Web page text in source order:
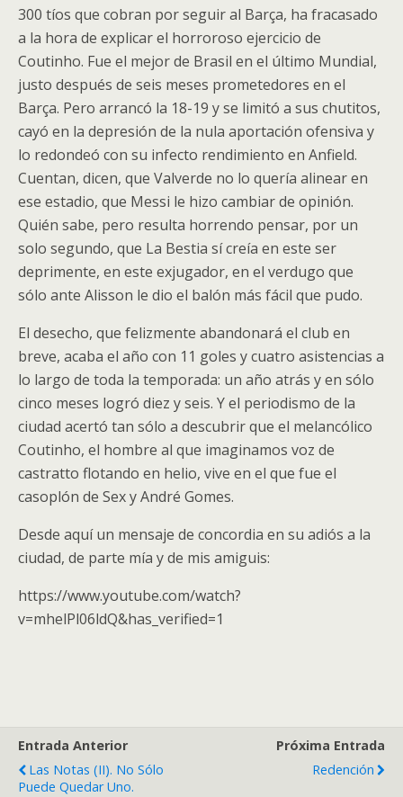
300 tíos que cobran por seguir al Barça, ha fracasado
a la hora de explicar el horroroso ejercicio de
Coutinho. Fue el mejor de Brasil en el último Mundial,
justo después de seis meses prometedores en el
Barça. Pero arrancó la 18-19 y se limitó a sus chutitos,
cayó en la depresión de la nula aportación ofensiva y
lo redondeó con su infecto rendimiento en Anfield.
Cuentan, dicen, que Valverde no lo quería alinear en
ese estadio, que Messi le hizo cambiar de opinión.
Quién sabe, pero resulta horrendo pensar, por un
solo segundo, que La Bestia sí creía en este ser
deprimente, en este exjugador, en el verdugo que
sólo ante Alisson le dio el balón más fácil que pudo.
El desecho, que felizmente abandonará el club en
breve, acaba el año con 11 goles y cuatro asistencias a
lo largo de toda la temporada: un año atrás y en sólo
cinco meses logró diez y seis. Y el periodismo de la
ciudad acertó tan sólo a descubrir que el melancólico
Coutinho, el hombre al que imaginamos voz de
castratto flotando en helio, vive en el que fue el
casoplón de Sex y André Gomes.
Desde aquí un mensaje de concordia en su adiós a la
ciudad, de parte mía y de mis amiguis:
https://www.youtube.com/watch?
v=mhelPl06ldQ&has_verified=1
Entrada Anterior
Las Notas (II). No Sólo
Puede Quedar Uno.
Próxima Entrada
Redención